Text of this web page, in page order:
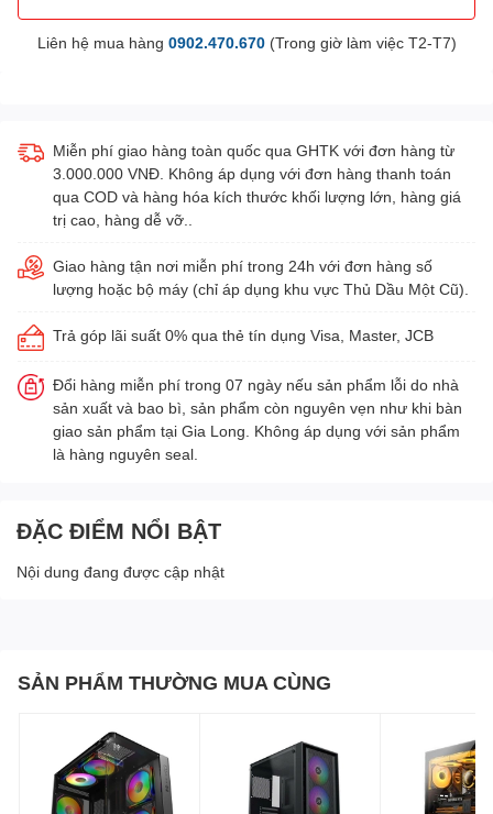
Liên hệ mua hàng 0902.470.670(Trong giờ làm việc T2-T7)
Miễn phí giao hàng toàn quốc qua GHTK với đơn hàng từ
3.000.000 VNĐ. Không áp dụng với đơn hàng thanh toán
qua COD và hàng hóa kích thước khối lượng lớn, hàng giá
trị cao, hàng dễ vỡ..
Giao hàng tận nơi miễn phí trong 24h với đơn hàng số
lượng hoặc bộ máy (chỉ áp dụng khu vực Thủ Dầu Một Cũ).
Trả góp lãi suất 0% qua thẻ tín dụng Visa, Master, JCB
Đổi hàng miễn phí trong 07 ngày nếu sản phẩm lỗi do nhà
sản xuất và bao bì, sản phẩm còn nguyên vẹn như khi bàn
giao sản phẩm tại Gia Long. Không áp dụng với sản phẩm
là hàng nguyên seal.
ĐẶC ĐIỂM NỔI BẬT
Nội dung đang được cập nhật
SẢN PHẨM THƯỜNG MUA CÙNG